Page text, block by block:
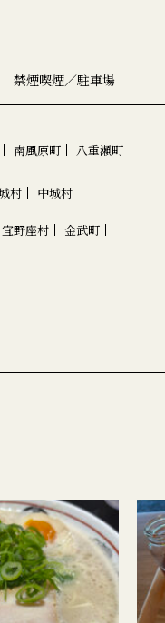
禁煙喫煙／駐車場
南風原町 八重瀬町
村 中城村
宜野座村
金武町